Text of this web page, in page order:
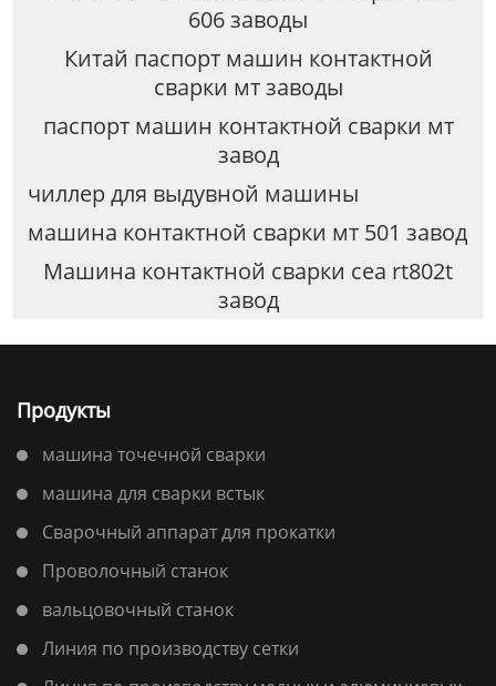
606 заводы
Китай паспорт машин контактной
сварки мт заводы
паспорт машин контактной сварки мт
завод
чиллер для выдувной машины
машина контактной сварки мт 501 завод
Машина контактной сварки cea rt802t
завод
Продукты
машина точечной сварки
машина для сварки встык
Сварочный аппарат для прокатки
Проволочный станок
вальцовочный станок
Линия по производству сетки